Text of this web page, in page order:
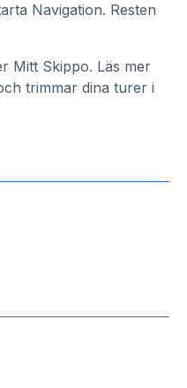
Navigation. Resten
Mitt Skippo. Läs mer
trimmar dina turer i